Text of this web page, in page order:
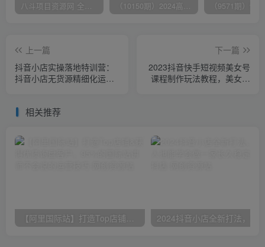
八斗项目资源网 全网正品VIP课程 无损下载~ （10150期）2024高考项目野路子玩法，无限裂变，最高一天1W＋！
上一篇
抖音小店实操落地特训营：
抖音小店无货源精细化运
下一篇
2023抖音快手短视频美女号
课程制作玩法教程，美女号
相关推荐
【阿里国际站】打造Top店铺&获得优质询盘客户，​95%的国际站讲师不会说的运营技巧